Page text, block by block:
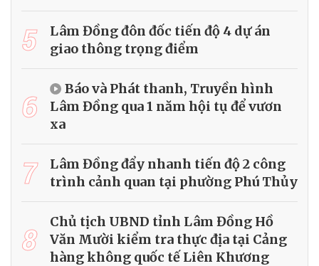
5
Lâm Đồng đôn đốc tiến độ 4 dự án
giao thông trọng điểm
6
Báo và Phát thanh, Truyền hình
Lâm Đồng qua 1 năm hội tụ để vươn
xa
7
Lâm Đồng đẩy nhanh tiến độ 2 công
trình cảnh quan tại phường Phú Thủy
8
Chủ tịch UBND tỉnh Lâm Đồng Hồ
Văn Mười kiểm tra thực địa tại Cảng
hàng không quốc tế Liên Khương